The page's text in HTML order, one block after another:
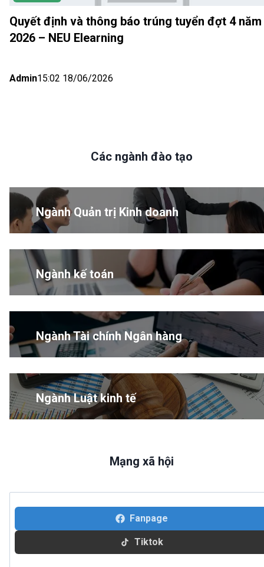
Quyết định và thông báo trúng tuyển đợt 4 năm
2026 – NEU Elearning
Admin15:02 18/06/2026
Các ngành đào tạo
Ngành Quản trị Kinh doanh
Ngành kế toán
Ngành Tài chính Ngân hàng
Ngành Luật kinh tế
Mạng xã hội
Fanpage
Tiktok